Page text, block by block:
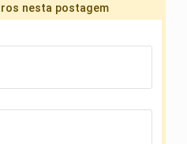
nesta postagem